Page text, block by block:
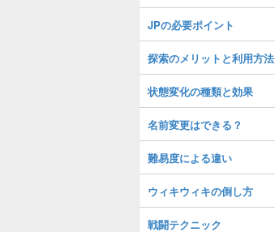
JPの必要ポイント
探索のメリットと利用方法
状態変化の種類と効果
名前変更はできる？
難易度による違い
ウィキウィキの倒し方
戦闘テクニック